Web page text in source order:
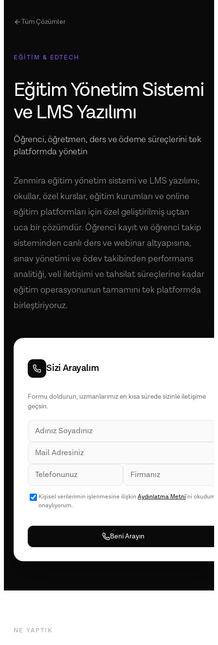
Tüm Çözümler
EĞITIM & EDTECH
Eğitim Yönetim Sistemi
ve LMS Yazılımı
Öğrenci, öğretmen, ders ve ödeme süreçlerini tek
platformda yönetin
Zenmira eğitim yönetim sistemi ve LMS yazılımı;
okullar, özel kurslar, eğitim kurumları ve online
eğitim platformları için özel geliştirilmiş uçtan
uca bir çözümdür. Öğrenci kayıt ve öğrenci takip
sisteminden canlı ders ve webinar altyapısına,
sınav yönetimi ve ödev takibinden performans
analitiği, veli iletişimi ve tahsilat süreçlerine kadar
eğitim operasyonunun tamamını tek platformda
birleştiriyoruz.
Sizi Arayalım
Formu doldurun, uzmanlarımız en kısa sürede sizinle iletişime
geçsin.
Kişisel verilerimin işlenmesine ilişkin Aydınlatma Metni’ni okudum,
onaylıyorum.
Beni Arayın
NE YAPTIK